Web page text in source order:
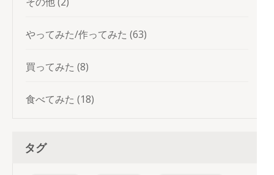
やってみた/作ってみた (63)
買ってみた (8)
食べてみた (18)
タグ